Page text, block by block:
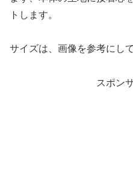
トします。
サイズは、画像を参考にし
スポン